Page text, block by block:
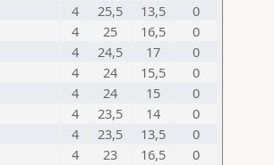
4 25,5 13,5
0
4 25 16,5
0
4 24,5 17
0
4 24 15,5
0
4 24 15
0
4 23,5 14
0
4 23,5 13,5
0
4 23 16,5
0